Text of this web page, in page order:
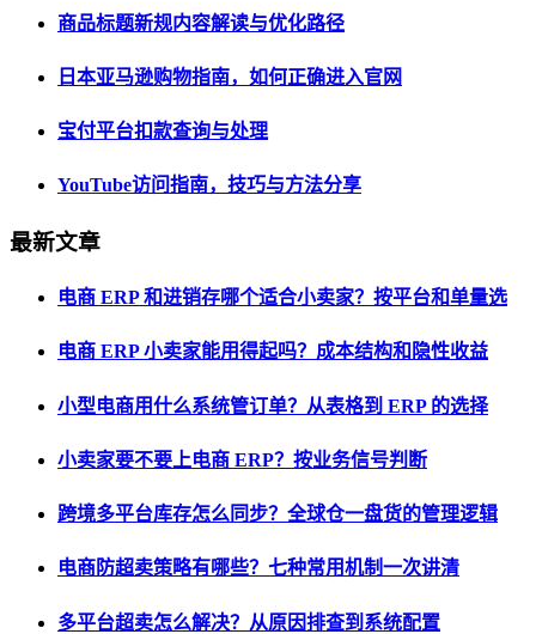
商品标题新规内容解读与优化路径
日本亚马逊购物指南，如何正确进入官网
宝付平台扣款查询与处理
YouTube访问指南，技巧与方法分享
最新文章
电商 ERP 和进销存哪个适合小卖家？按平台和单量选
电商 ERP 小卖家能用得起吗？成本结构和隐性收益
小型电商用什么系统管订单？从表格到 ERP 的选择
小卖家要不要上电商 ERP？按业务信号判断
跨境多平台库存怎么同步？全球仓一盘货的管理逻辑
电商防超卖策略有哪些？七种常用机制一次讲清
多平台超卖怎么解决？从原因排查到系统配置